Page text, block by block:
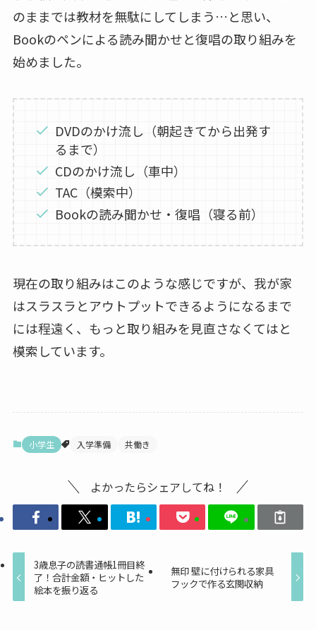
のままでは教材を無駄にしてしまう…と思い、
Bookのペンによる読み聞かせと復唱の取り組みを
始めました。
DVDのかけ流し（朝起きてから出発す
るまで）
CDのかけ流し（車中）
TAC（模索中）
Bookの読み聞かせ・復唱（寝る前）
現在の取り組みはこのような感じですが、我が家
はスラスラとアウトプットできるようになるまで
には程遠く、もっと取り組みを見直さなくてはと
模索しています。
小学生 入学準備 共働き
よかったらシェアしてね！
3歳息子の読書通帳1冊目終
了！合計金額・ヒットした
絵本を振り返る
無印 壁に付けられる家具
フックで作る玄関収納